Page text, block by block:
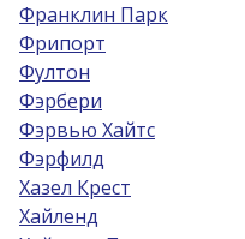
Франклин Парк
Фрипорт
Фултон
Фэрбери
Фэрвью Хайтс
Фэрфилд
Хазел Крест
Хайленд